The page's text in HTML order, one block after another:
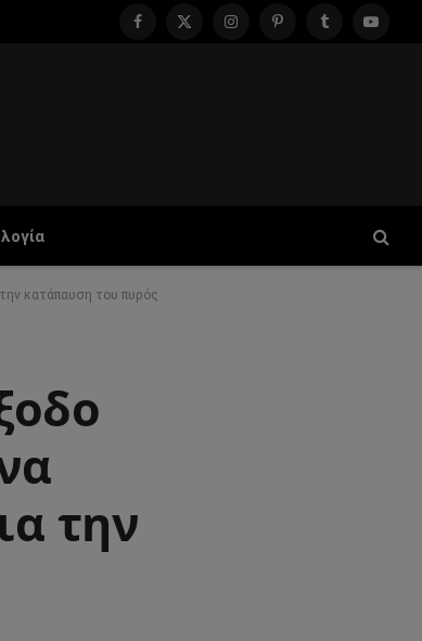
Facebook
X
InstagramPinterestTumblr
κατάπαυση του πυρός
την